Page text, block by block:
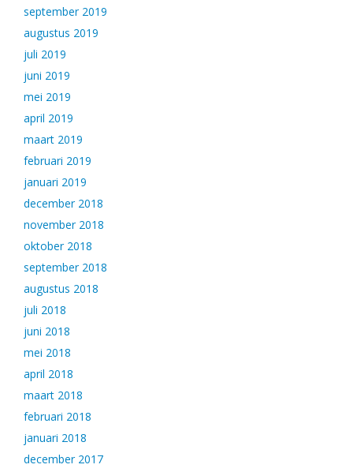
september 2019
augustus 2019
juli 2019
juni 2019
mei 2019
april 2019
maart 2019
februari 2019
januari 2019
december 2018
november 2018
oktober 2018
september 2018
augustus 2018
juli 2018
juni 2018
mei 2018
april 2018
maart 2018
februari 2018
januari 2018
december 2017